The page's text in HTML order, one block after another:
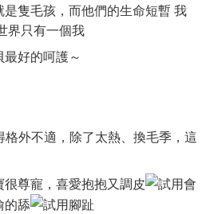
隻毛孩，而他們的生命短暫 我
界只有一個我
好的呵護～
外不適，除了太熱、換毛季，這
尊寵，喜愛抱抱又調皮
會
的舔
腳趾